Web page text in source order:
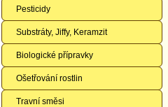
Pesticidy
Substráty, Jiffy, Keramzit
Biologické přípravky
Ošetřování rostlin
Travní směsi